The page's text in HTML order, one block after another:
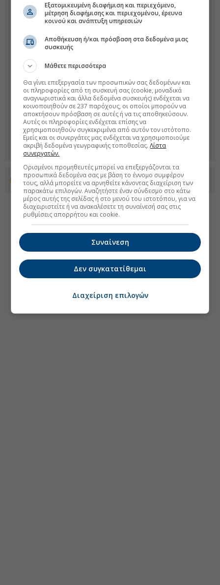
Προσθέστε το euro2day.gr στο Discover
Εξατομικευμένη διαφήμιση και περιεχόμενο,
μέτρηση διαφήμισης και περιεχομένου, έρευνα
κοινού και ανάπτυξη υπηρεσιών
Αποθήκευση ή/και πρόσβαση στα δεδομένα μιας
συσκευής
Μάθετε περισσότερα
Θα γίνει επεξεργασία των προσωπικών σας δεδομένων και
οι πληροφορίες από τη συσκευή σας (cookie, μοναδικά
αναγνωριστικά και άλλα δεδομένα συσκευής) ενδέχεται να
κοινοποιηθούν σε 237 παρόχους, οι οποίοι μπορούν να
αποκτήσουν πρόσβαση σε αυτές ή να τις αποθηκεύσουν.
Αυτές οι πληροφορίες ενδέχεται επίσης να
χρησιμοποιηθούν συγκεκριμένα από αυτόν τον ιστότοπο.
Εμείς και οι συνεργάτες μας ενδέχεται να χρησιμοποιούμε
ακριβή δεδομένα γεωγραφικής τοποθεσίας.Λίστα
συνεργατών.
Ορισμένοι προμηθευτές μπορεί να επεξεργάζονται τα
προσωπικά δεδομένα σας με βάση το έννομο συμφέρον
τους, αλλά μπορείτε να αρνηθείτε κάνοντας διαχείριση των
παρακάτω επιλογών. Αναζητήστε έναν σύνδεσμο στο κάτω
μέρος αυτής της σελίδας ή στο μενού του ιστοτόπου, για να
διαχειριστείτε ή να ανακαλέσετε τη συναίνεσή σας στις
ρυθμίσεις απορρήτου και cookie.
Συναίνεση
Δεν συγκατατίθεμαι
Διαχείριση επιλογών